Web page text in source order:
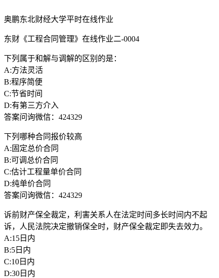
奥鹏东北财经大学平时在线作业
东财《工程合同管理》在线作业二-0004
下列属于和解与调解的区别的是：
A:方法灵活
B:程序简便
C:节省时间
D:有第三方介入
答案问询微信：424329
下列哪种合同报价较高
A:固定总价合同
B:可调总价合同
C:估计工程量单价合同
D:纯单价合同
答案问询微信：424329
诉前财产保全裁定，利害关系人在法定时间多长时间内不起
诉，人民法院决定撤销保全时，财产保全裁定即失去效力。
A:15日内
B:5日内
C:10日内
D:30日内